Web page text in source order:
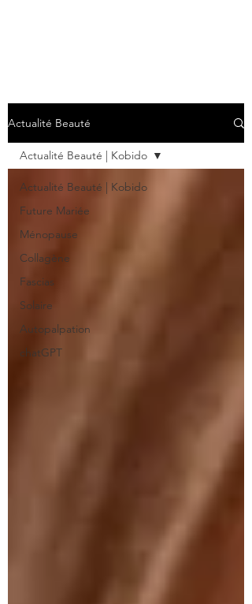
Actualité Beauté
Actualité Beauté | Kobido
Future Mariée
Ménopause
Collagène
Fascias
Solaire
Autopalpation
chatGPT
Actualité Beauté | Kobido